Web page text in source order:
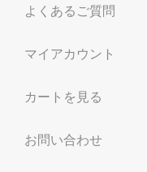
よくあるご質問
マイアカウント
カートを見る
お問い合わせ